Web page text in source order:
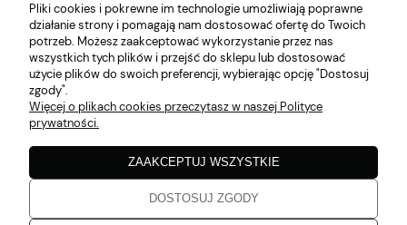
PŁATNOŚCI I DOSTAWA
INFORMACJE
O NAS
Pliki cookies i pokrewne im technologie umożliwiają poprawne
działanie strony i pomagają nam dostosować ofertę do Twoich
potrzeb. Możesz zaakceptować wykorzystanie przez nas
wszystkich tych plików i przejść do sklepu lub dostosować
użycie plików do swoich preferencji, wybierając opcję "Dostosuj
zgody".
Więcej o plikach cookies przeczytasz w naszej Polityce
prywatności.
DOSTOSUJ ZGODY
ZAAKCEPTUJ WSZYSTKIE